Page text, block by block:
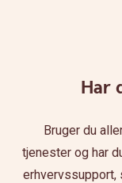
Har
Bruger du
tjenester og har
erhvervssupport,